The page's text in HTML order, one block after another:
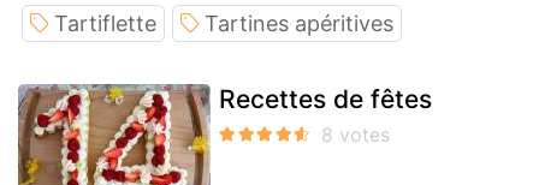
Tartiflette
Tartines apéritives
Recettes de fêtes